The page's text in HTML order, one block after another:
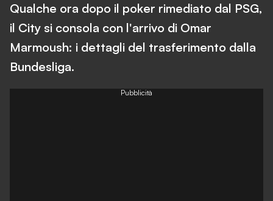
Qualche ora dopo il poker rimediato dal PSG,
il City si consola con l'arrivo di Omar
Marmoush: i dettagli del trasferimento dalla
Bundesliga.
Pubblicità